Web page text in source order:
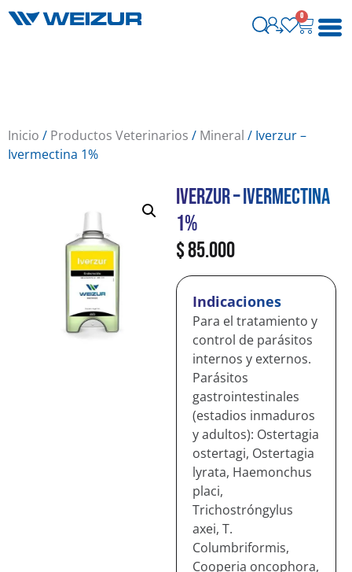
0
Inicio / Productos Veterinarios / Mineral / Iverzur –
Ivermectina 1%
Iverzur – Ivermectina
1%
$85.000
Indicaciones
Para el tratamiento y
control de parásitos
internos y externos.
Parásitos
gastrointestinales
(estadios inmaduros
y adultos): Ostertagia
ostertagi, Ostertagia
lyrata, Haemonchus
placi,
Trichostróngylus
axei, T.
Columbriformis,
Cooperia oncophora,